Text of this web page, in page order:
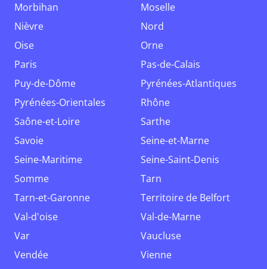
Morbihan
Moselle
Nièvre
Nord
Oise
Orne
Paris
Pas-de-Calais
Puy-de-Dôme
Pyrénées-Atlantiques
Pyrénées-Orientales
Rhône
Saône-et-Loire
Sarthe
Savoie
Seine-et-Marne
Seine-Maritime
Seine-Saint-Denis
Somme
Tarn
Tarn-et-Garonne
Territoire de Belfort
Val-d'oise
Val-de-Marne
Var
Vaucluse
Vendée
Vienne